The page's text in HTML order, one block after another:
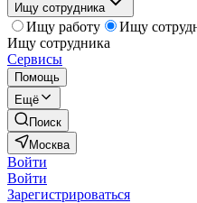
Ищу сотрудника
Ищу работу
Ищу
Ищу сотрудника
Сервисы
Помощь
Ещё
Поиск
Москва
Войти
Войти
Зарегистрироваться